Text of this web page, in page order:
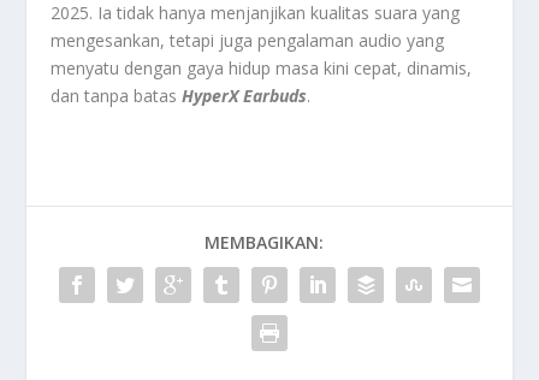
2025. Ia tidak hanya menjanjikan kualitas suara yang
mengesankan, tetapi juga pengalaman audio yang
menyatu dengan gaya hidup masa kini cepat, dinamis,
dan tanpa batasHyperX Earbuds.
MEMBAGIKAN: